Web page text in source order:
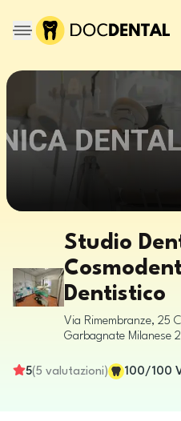
Studio
Dentistico
Via Rimembranze, 25
Garbagnate Milanese
5(5 valutazioni) 100/100